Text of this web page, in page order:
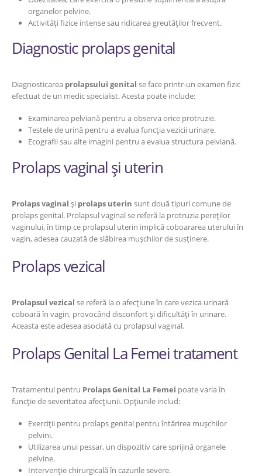
organelor pelvine.
Activități fizice intense sau ridicarea greutăților frecvent.
Diagnostic prolaps genital
Diagnosticarea prolapsului genital se face printr-un examen fizic
efectuat de un medic specialist. Acesta poate include:
Examinarea pelviană pentru a observa orice protruzie.
Testele de urină pentru a evalua funcția vezicii urinare.
Ecografii sau alte imagini pentru a evalua structura pelviană.
Prolaps vaginal și uterin
Prolaps vaginal și prolaps uterin sunt două tipuri comune de
prolaps genital. Prolapsul vaginal se referă la protruzia pereților
vaginului, în timp ce prolapsul uterin implică coboararea uterului în
vagin, adesea cauzată de slăbirea mușchilor de susținere.
Prolaps vezical
Prolapsul vezical se referă la o afecțiune în care vezica urinară
coboară în vagin, provocând disconfort și dificultăți în urinare.
Aceasta este adesea asociată cu prolapsul vaginal.
Prolaps Genital La Femei tratament
Tratamentul pentru Prolaps Genital La Femei poate varia în
funcție de severitatea afecțiunii. Opțiunile includ:
Exerciții pentru prolaps genital pentru întărirea mușchilor
pelvini.
Utilizarea unui pessar, un dispozitiv care sprijină organele
pelvine.
Intervenție chirurgicală în cazurile severe.